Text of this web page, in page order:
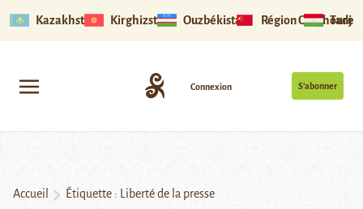
Kazakhstan Kirghizstan Ouzbékistan Région Ouïghoure
S’abonner
Connexion
Accueil Étiquette : Liberté de la presse